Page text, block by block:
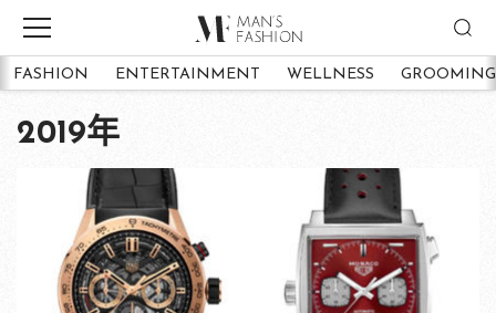
FASHION ENTERTAINMENT WELLNESS GROOMING
2019年